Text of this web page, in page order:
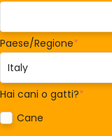
Paese/Regione*
Hai cani o gatti?*
Cane